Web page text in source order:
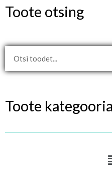
Toote otsing
Toote